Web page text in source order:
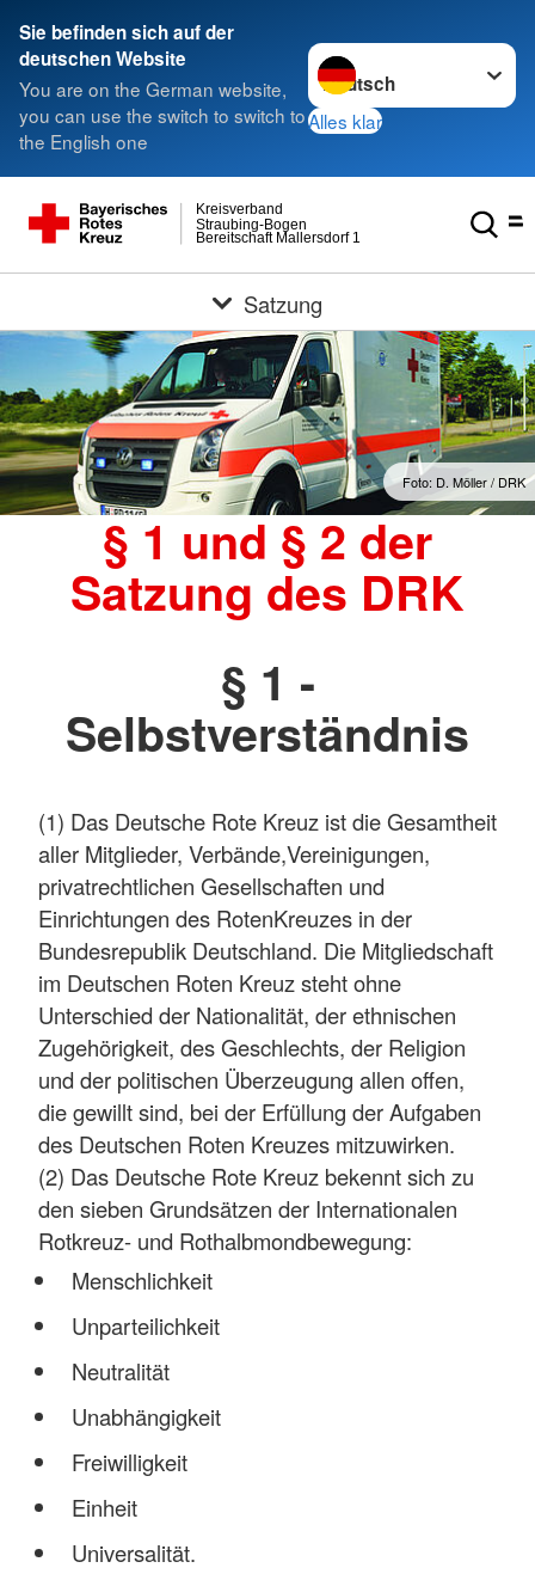
Sie befinden sich auf der
deutschen Website
You are on the German website,
you can use the switch to switch to
the English one
Sprache wechseln zu
Alles klar
Bereitschaft Mallersdorf 1
Straubing-Bogen
Kreisverband
Satzung
Foto: D. Möller / DRK
§ 1 und § 2 der
Satzung des DRK
§ 1 -
Selbstverständnis
(1) Das Deutsche Rote Kreuz ist die Gesamtheit
aller Mitglieder, Verbände,Vereinigungen,
privatrechtlichen Gesellschaften und
Einrichtungen des RotenKreuzes in der
Bundesrepublik Deutschland. Die Mitgliedschaft
im Deutschen Roten Kreuz steht ohne
Unterschied der Nationalität, der ethnischen
Zugehörigkeit, des Geschlechts, der Religion
und der politischen Überzeugung allen offen,
die gewillt sind, bei der Erfüllung der Aufgaben
des Deutschen Roten Kreuzes mitzuwirken.
(2) Das Deutsche Rote Kreuz bekennt sich zu
den sieben Grundsätzen der Internationalen
Rotkreuz- und Rothalbmondbewegung:
Menschlichkeit
Unparteilichkeit
Neutralität
Unabhängigkeit
Freiwilligkeit
Einheit
Universalität.